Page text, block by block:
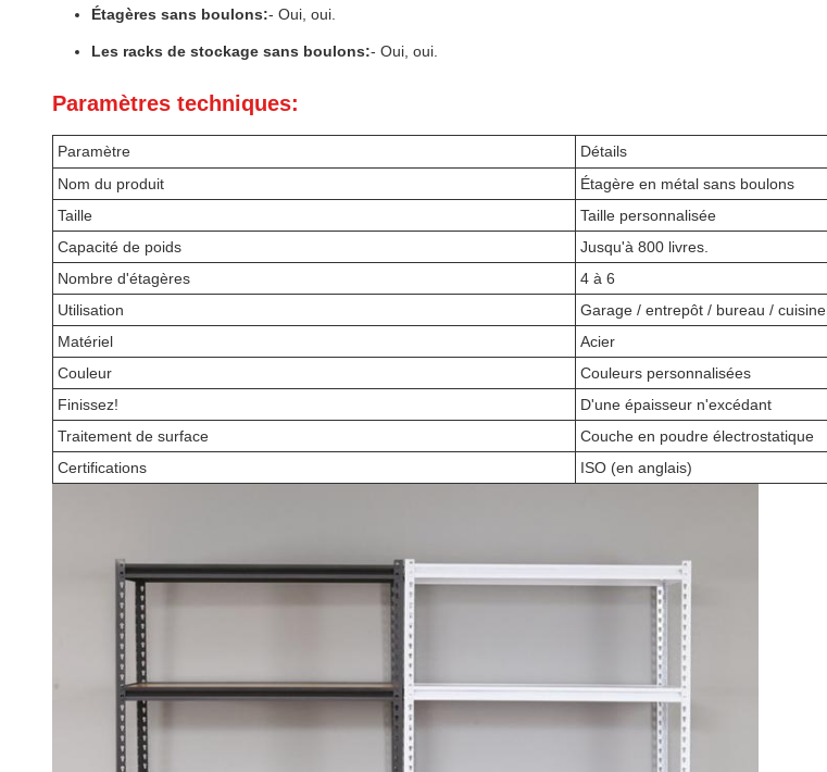
Étagères sans boulons:- Oui, oui.
Les racks de stockage sans boulons:- Oui, oui.
Paramètres techniques:
Paramètre
Détails
Nom du produit
Étagère en métal sans boulons
Taille
Taille personnalisée
Capacité de poids
Jusqu'à 800 livres.
Nombre d'étagères
4 à 6
Utilisation
Garage / entrepôt / bureau / cuisine
Matériel
Acier
Couleur
Couleurs personnalisées
Finissez!
D'une épaisseur n'excédant
Traitement de surface
Couche en poudre électrostatique
Certifications
ISO (en anglais)